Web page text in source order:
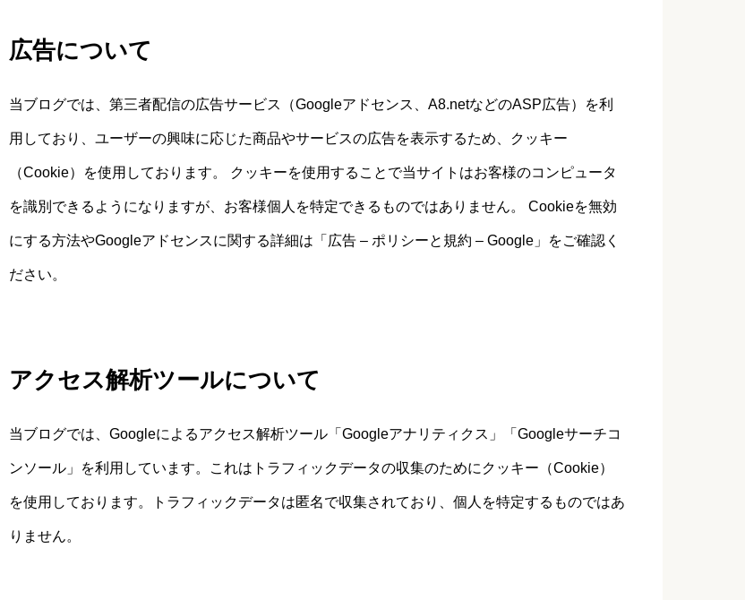
広告について
当ブログでは、第三者配信の広告サービス（Googleアドセンス、A8.netなどのASP広告）を利
用しており、ユーザーの興味に応じた商品やサービスの広告を表示するため、クッキー
（Cookie）を使用しております。 クッキーを使用することで当サイトはお客様のコンピュータ
を識別できるようになりますが、お客様個人を特定できるものではありません。 Cookieを無効
にする方法やGoogleアドセンスに関する詳細は「 広告 – ポリシーと規約 – Google 」をご確認く
ださい。
アクセス解析ツールについて
当ブログでは、Googleによるアクセス解析ツール「Googleアナリティクス」「Googleサーチコ
ンソール」を利用しています。これはトラフィックデータの収集のためにクッキー（Cookie）
を使用しております。トラフィックデータは匿名で収集されており、個人を特定するものではあ
りません。